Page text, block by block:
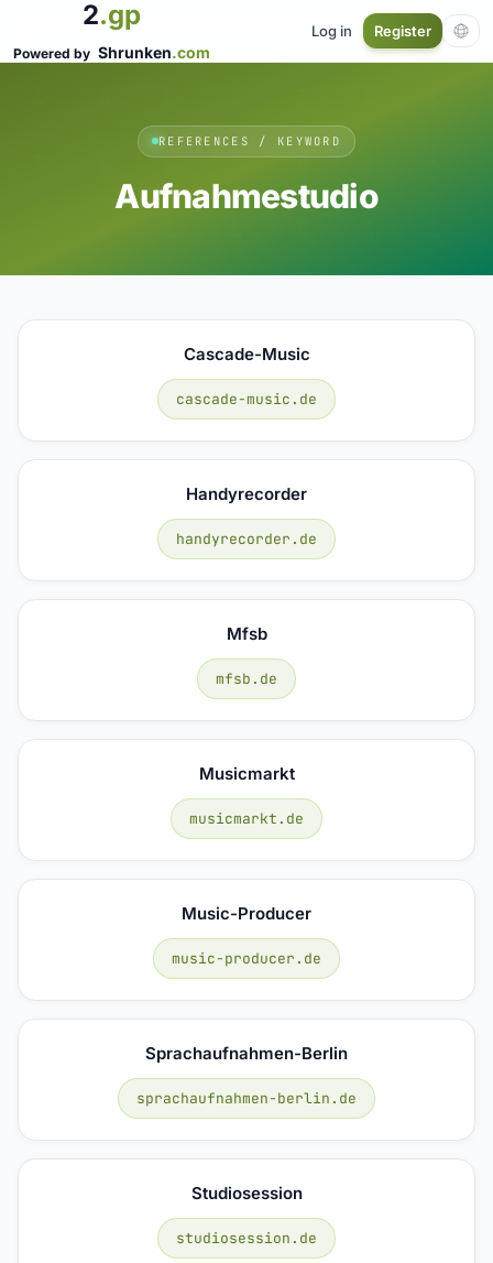
2.gp
Powered by Shrunken.com
Log in Register
REFERENCES / KEYWORD
Aufnahmestudio
Cascade-Music
cascade-music.de
Handyrecorder
handyrecorder.de
Mfsb
mfsb.de
Musicmarkt
musicmarkt.de
Music-Producer
music-producer.de
Sprachaufnahmen-Berlin
sprachaufnahmen-berlin.de
Studiosession
studiosession.de